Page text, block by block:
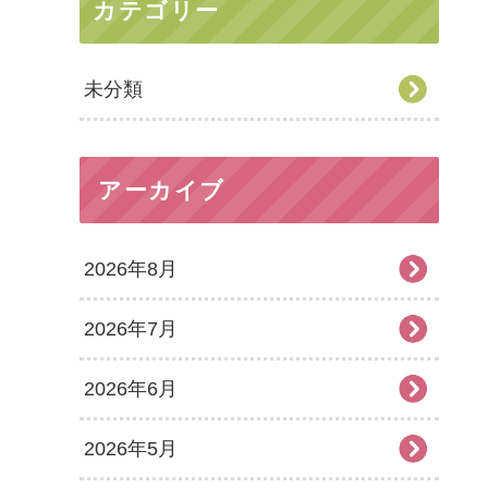
カテゴリー
未分類
アーカイブ
2026年8月
2026年7月
2026年6月
2026年5月